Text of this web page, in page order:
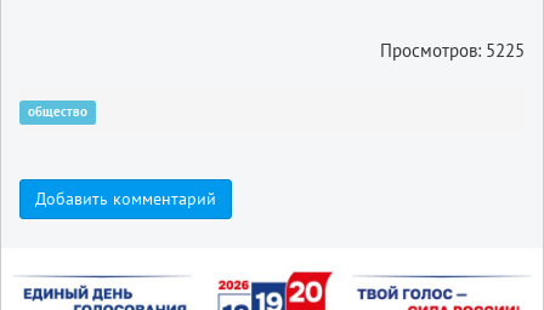
Просмотров: 5225
общество
Добавить комментарий